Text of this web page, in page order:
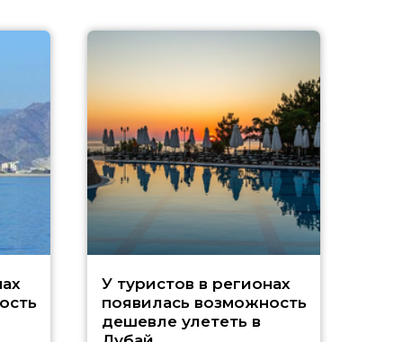
У туристов в регионах
появилась возможность
дешевле улететь в